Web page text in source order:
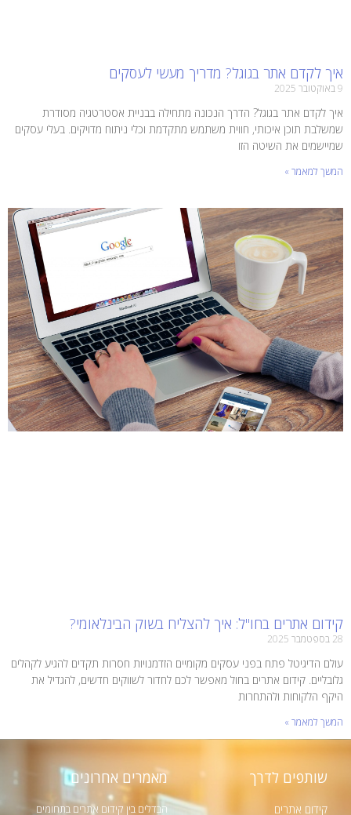
איך לקדם אתר בגוגל? מדריך מעשי לעסקים
9 באוקטובר 2025
איך לקדם אתר בגוגל? הדרך הנכונה מתחילה בבניית אסטרטגיה מסודרת
שמשלבת תוכן איכותי, חווית משתמש מתקדמת וכלי ניתוח מדויקים. בעלי עסקים
שמיישמים את השיטה הזו
המשך למאמר »
קידום אתרים בחו"ל: איך להצליח בשוק הבינלאומי?
28 בספטמבר 2025
עולם הדיגיטל פתח בפני עסקים מקומיים הזדמנויות חסרות תקדים להגיע לקהלים
גלובליים. קידום אתרים בחול מאפשר לכם לחדור לשווקים חדשים, להגדיל את
היקף הלקוחות ולהתחרות
המשך למאמר »
שותפים לדרך
קידום אתרים
מאמרים אחרונים
הבדלים בין קידום אתרים בתחומים